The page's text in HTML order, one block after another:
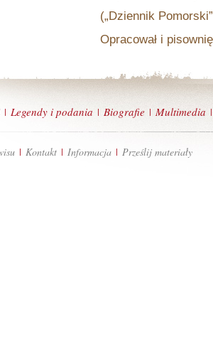
(„Dziennik
Opracował i
| Legendy i podania | Biografie | Multimedia |
| Kontakt | Informacja | Prześlij materiały